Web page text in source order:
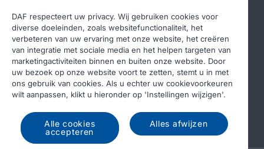
© 2026 DAF Legal notice
Privacy statement
Algemene voorwaarden
DAF en cookies
DAF respecteert uw privacy. Wij gebruiken cookies voor
diverse doeleinden, zoals websitefunctionaliteit, het
verbeteren van uw ervaring met onze website, het creëren
van integratie met sociale media en het helpen targeten van
marketingactiviteiten binnen en buiten onze website. Door
uw bezoek op onze website voort te zetten, stemt u in met
ons gebruik van cookies. Als u echter uw cookievoorkeuren
wilt aanpassen, klikt u hieronder op 'Instellingen wijzigen'.
Alle cookies
accepteren
Alles afwijzen